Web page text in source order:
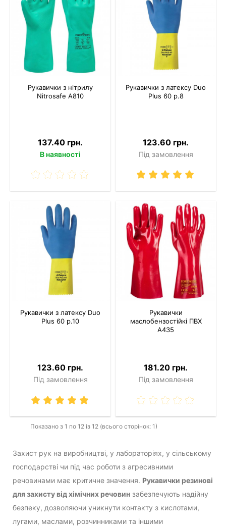
Рукавички з нітрилу
Nitrosafe A810
137.40 грн.
В наявності
Рукавички з латексу Duo
Plus 60 р.8
123.60 грн.
Під замовлення
Рукавички з латексу Duo
Plus 60 р.10
123.60 грн.
Під замовлення
Рукавички
маслобензостійкі ПВХ
A435
181.20 грн.
Під замовлення
Показано з 1 по 12 із 12 (всього сторінок: 1)
Захист рук на виробництві, у лабораторіях, у сільському
господарстві чи під час роботи з агресивними
речовинами має критичне значення. Рукавички резинові
для захисту від хімічних речовин забезпечують надійну
безпеку, дозволяючи уникнути контакту з кислотами,
лугами, маслами, розчинниками та іншими